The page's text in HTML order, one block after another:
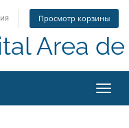
Просмотр корзины
Area